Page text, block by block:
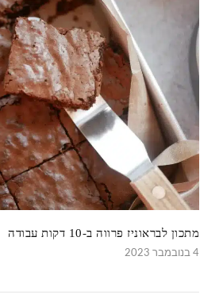
מתכון לבראוניז פרווה ב-10 דקות עבודה
4 בנובמבר 2023